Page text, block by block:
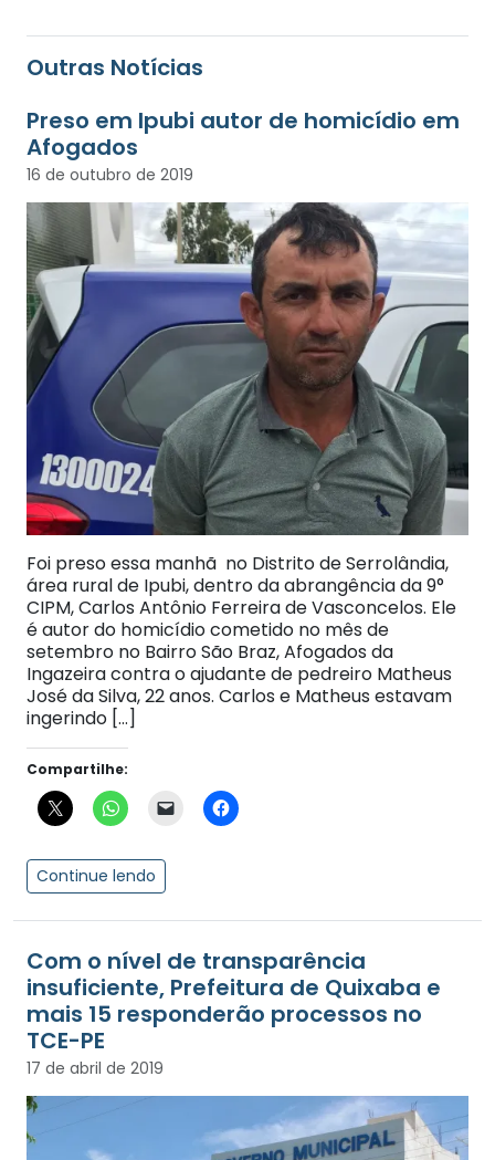
Outras Notícias
Preso em Ipubi autor de homicídio em
Afogados
16 de outubro de 2019
Foi preso essa manhã no Distrito de Serrolândia,
área rural de Ipubi, dentro da abrangência da 9°
CIPM, Carlos Antônio Ferreira de Vasconcelos. Ele
é autor do homicídio cometido no mês de
setembro no Bairro São Braz, Afogados da
Ingazeira contra o ajudante de pedreiro Matheus
José da Silva, 22 anos. Carlos e Matheus estavam
ingerindo […]
Compartilhe:
Continue lendo
Com o nível de transparência
insuficiente, Prefeitura de Quixaba e
mais 15 responderão processos no
TCE-PE
17 de abril de 2019